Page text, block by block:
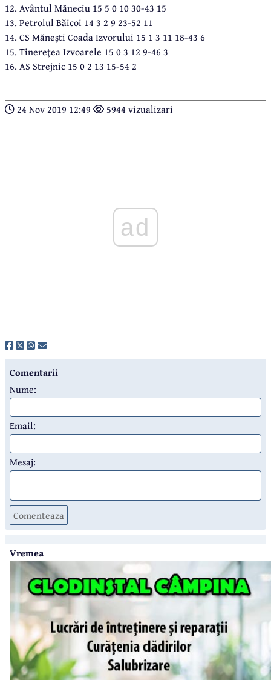
12. Avântul Măneciu 15 5 0 10 30-43 15
13. Petrolul Băicoi 14 3 2 9 23-52 11
14. CS Măneşti Coada Izvorului 15 1 3 11 18-43 6
15. Tinereţea Izvoarele 15 0 3 12 9-46 3
16. AS Strejnic 15 0 2 13 15-54 2
24 Nov 2019 12:49 5944 vizualizari
ad
Comentarii
Nume:
Email:
Mesaj:
Comenteaza
Vremea